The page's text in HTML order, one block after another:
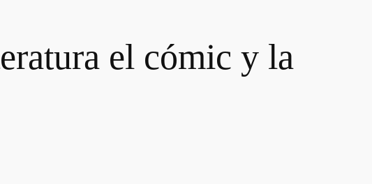
el cómic y la